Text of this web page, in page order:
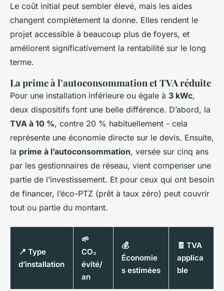
Le coût initial peut sembler élevé, mais les aides
changent complètement la donne. Elles rendent le
projet accessible à beaucoup plus de foyers, et
améliorent significativement la rentabilité sur le long
terme.
La prime à l’autoconsommation et TVA réduite
Pour une installation inférieure ou égale à 3 kWc,
deux dispositifs font une belle différence. D’abord, la
TVA à 10 %, contre 20 % habituellement - cela
représente une économie directe sur le devis. Ensuite,
la prime à l’autoconsommation, versée sur cinq ans
par les gestionnaires de réseau, vient compenser une
partie de l’investissement. Et pour ceux qui ont besoin
de financer, l’éco-PTZ (prêt à taux zéro) peut couvrir
tout ou partie du montant.
📍 Type
d’installation
🌱
CO₂
évité/
an
💰
Économie
s estimées
🧾 TVA
applica
ble